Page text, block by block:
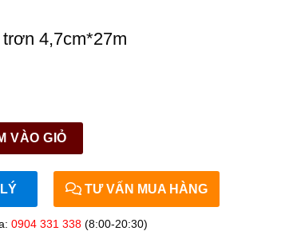
4,7cm*27m
quantity
VÀO GIỎ
TƯ VẤN MUA HÀNG
0904 331 338 (8:00-20:30)